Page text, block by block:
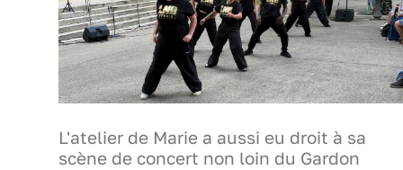
L'atelier de Marie a aussi eu droit à sa
scène de concert non loin du Gardon